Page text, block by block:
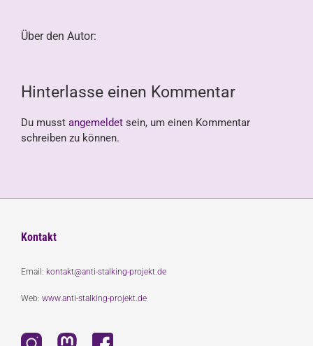
Über den Autor:
Hinterlasse einen Kommentar
Du musst angemeldet sein, um einen Kommentar
schreiben zu können.
Kontakt
Email: kontakt@anti-stalking-projekt.de
Web: www.anti-stalking-projekt.de